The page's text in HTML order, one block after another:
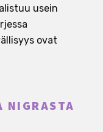
usein
ovat
NIGRASTA